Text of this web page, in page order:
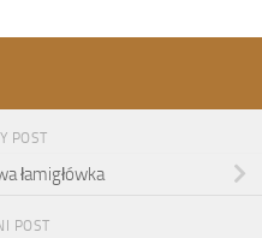
POST
łamigłówka
POST